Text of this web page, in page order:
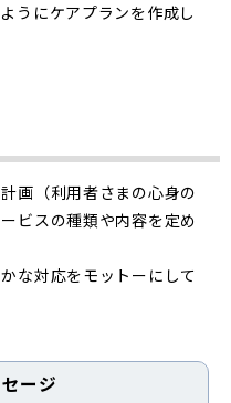
うにケアプランを作成し
画（利用者さまの心身の
ビスの種類や内容を定め
な対応をモットーにして
ージ